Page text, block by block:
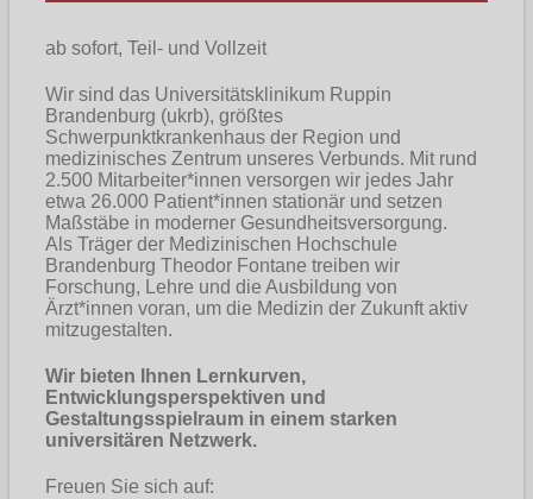
ab sofort, Teil- und Vollzeit
Wir sind das Universitätsklinikum Ruppin
Brandenburg (ukrb), größtes
Schwerpunktkrankenhaus der Region und
medizinisches Zentrum unseres Verbunds. Mit rund
2.500 Mitarbeiter*innen versorgen wir jedes Jahr
etwa 26.000 Patient*innen stationär und setzen
Maßstäbe in moderner Gesundheitsversorgung.
Als Träger der Medizinischen Hochschule
Brandenburg Theodor Fontane treiben wir
Forschung, Lehre und die Ausbildung von
Ärzt*innen voran, um die Medizin der Zukunft aktiv
mitzugestalten.
Wir bieten Ihnen Lernkurven,
Entwicklungsperspektiven und
Gestaltungsspielraum in einem starken
universitären Netzwerk.
Freuen Sie sich auf: